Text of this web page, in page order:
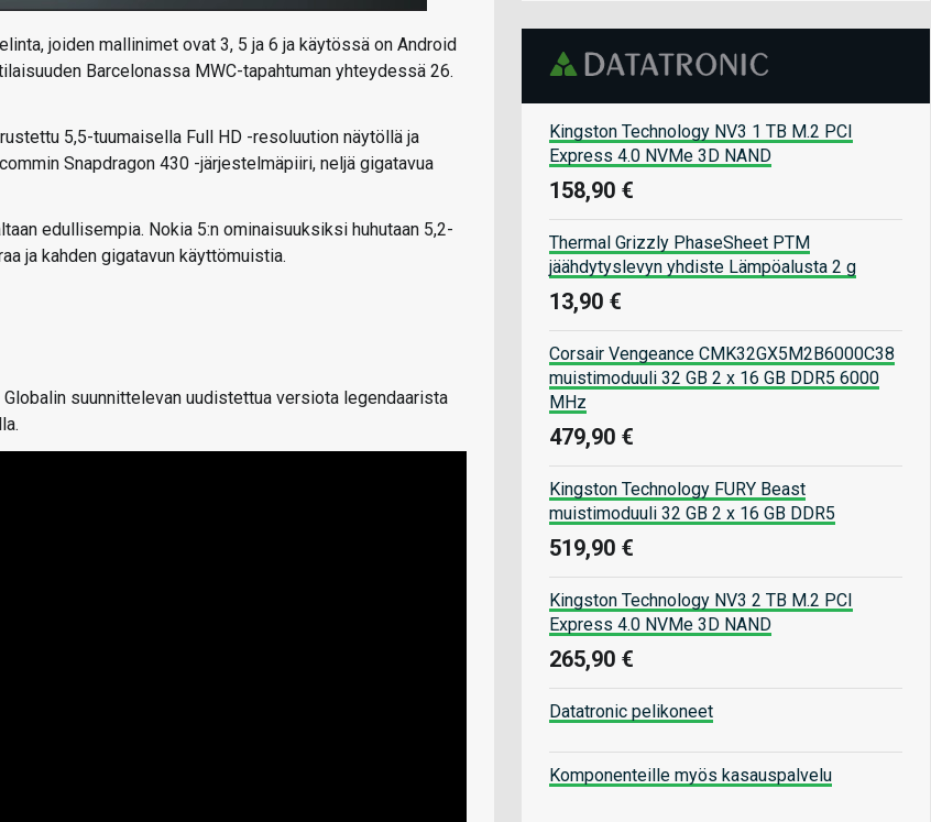
joiden mallinimet ovat 3, 5 ja 6 ja käytössä on Android
Barcelonassa MWC-tapahtuman yhteydessä 26.
5,5-tuumaisella Full HD -resoluution näytöllä ja
Snapdragon 430 -järjestelmäpiiri, neljä gigatavua
edullisempia. Nokia 5:n ominaisuuksiksi huhutaan 5,2-
ja kahden gigatavun käyttömuistia.
suunnittelevan uudistettua versiota legendaarista
Kingston Technology NV3 1 TB M.2 PCI
Express 4.0 NVMe 3D NAND
158,90 €
Thermal Grizzly PhaseSheet PTM
jäähdytyslevyn yhdiste Lämpöalusta 2 g
13,90 €
Corsair Vengeance CMK32GX5M2B6000C38
muistimoduuli 32 GB 2 x 16 GB DDR5 6000
MHz
479,90 €
Kingston Technology FURY Beast
muistimoduuli 32 GB 2 x 16 GB DDR5
519,90 €
Kingston Technology NV3 2 TB M.2 PCI
Express 4.0 NVMe 3D NAND
265,90 €
Datatronic pelikoneet
Komponenteille myös kasauspalvelu